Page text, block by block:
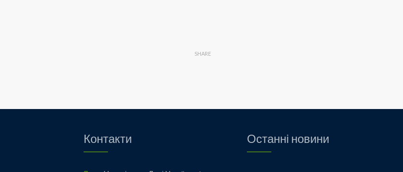
SHARE
Контакти Останні новини